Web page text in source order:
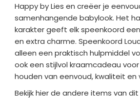
Happy by Lies en creëer je
samenhangende babylook. Het
karakter geeft elk speenkoord
en extra charme. Speenkoord
alleen een praktisch hulpmiddel
ook een stijlvol kraamcadeau
houden van eenvoud, kwaliteit en
Bekijk hier de andere items van dit